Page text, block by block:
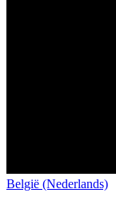
België (Nederlands)